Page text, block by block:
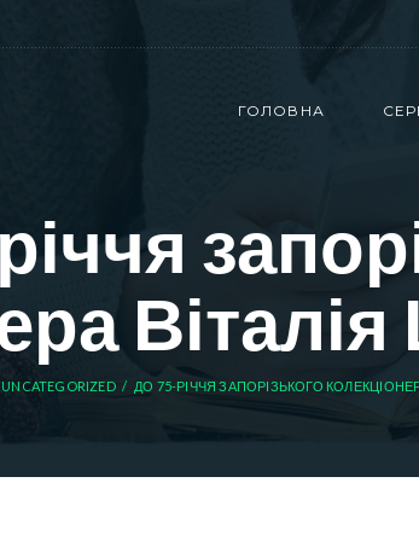
ГОЛОВНА
UNCATEGORIZED ДО 75-РІЧЧЯ ЗАПОРІЗЬКОГО